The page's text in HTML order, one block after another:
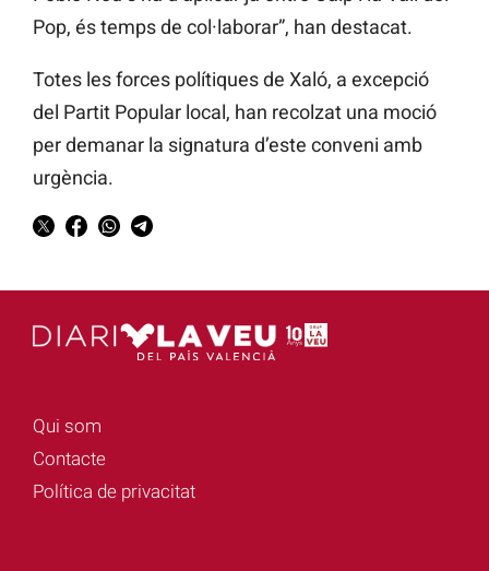
Pop, és temps de col·laborar”, han destacat.
Totes les forces polítiques de Xaló, a excepció
del Partit Popular local, han recolzat una moció
per demanar la signatura d’este conveni amb
urgència.
Qui som
Contacte
Política de privacitat